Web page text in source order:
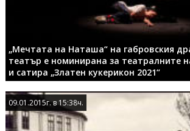
„Мечтата на Наташа“ на габровския
театър е номинирана за театралните
и сатира „Златен кукерикон 2021“
09.01.2015г. в 15:38ч.
09.01.2015г. в 15:38ч.